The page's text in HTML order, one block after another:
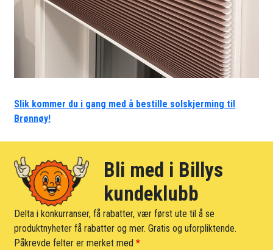
Slik kommer du i gang med å bestille solskjerming til
Brønnøy!
Bli med i Billys
kundeklubb
Delta i konkurranser, få rabatter, vær først ute til å se
produktnyheter få rabatter og mer. Gratis og uforpliktende.
Påkrevde felter er merket med*